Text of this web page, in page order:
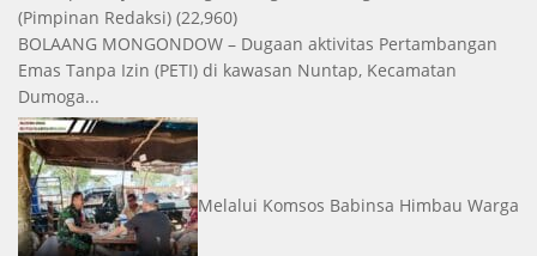
(Pimpinan Redaksi) (22,960)
BOLAANG MONGONDOW – Dugaan aktivitas Pertambangan
Emas Tanpa Izin (PETI) di kawasan Nuntap, Kecamatan
Dumoga...
Melalui Komsos Babinsa Himbau Warga